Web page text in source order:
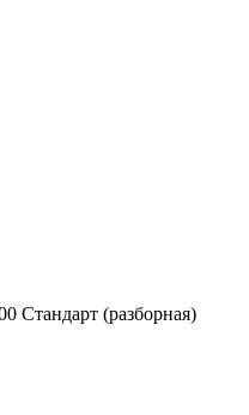
Стандарт (разборная)